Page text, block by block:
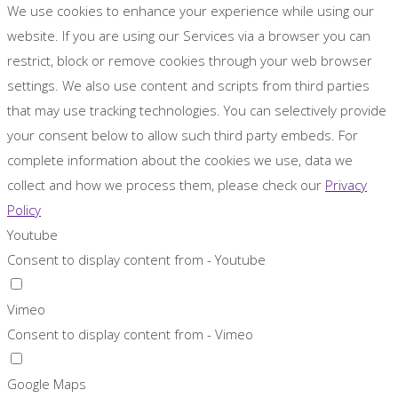
We use cookies to enhance your experience while using our
website. If you are using our Services via a browser you can
restrict, block or remove cookies through your web browser
settings. We also use content and scripts from third parties
that may use tracking technologies. You can selectively provide
your consent below to allow such third party embeds. For
complete information about the cookies we use, data we
collect and how we process them, please check our Privacy
Policy
Youtube
Consent to display content from - Youtube
Vimeo
Consent to display content from - Vimeo
Google Maps